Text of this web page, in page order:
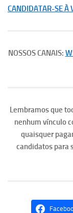
CANDIDATAR-SE À
NOSSOS CANAIS:
Lembramos que
nenhum vínculo
quaisquer
candidatos para